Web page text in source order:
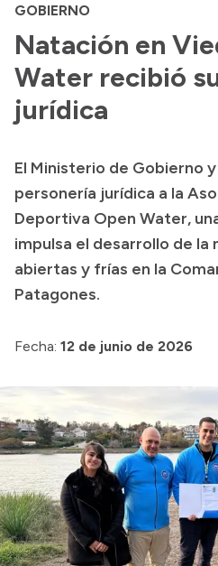
Autoridades
Delegaciones
Normativa
Presupuesto
Boletín Oficial
Compras y licitaciones
Consulta de expedientes
Consulta de pago a
Login
GOBIERNO
Natación en
Water recibió
jurídica
El Ministerio de Gobierno
personería jurídica a la
Deportiva Open Water,
impulsa el desarrollo de la
abiertas y frías en la
Patagones.
Fecha: 12 de junio de 2026